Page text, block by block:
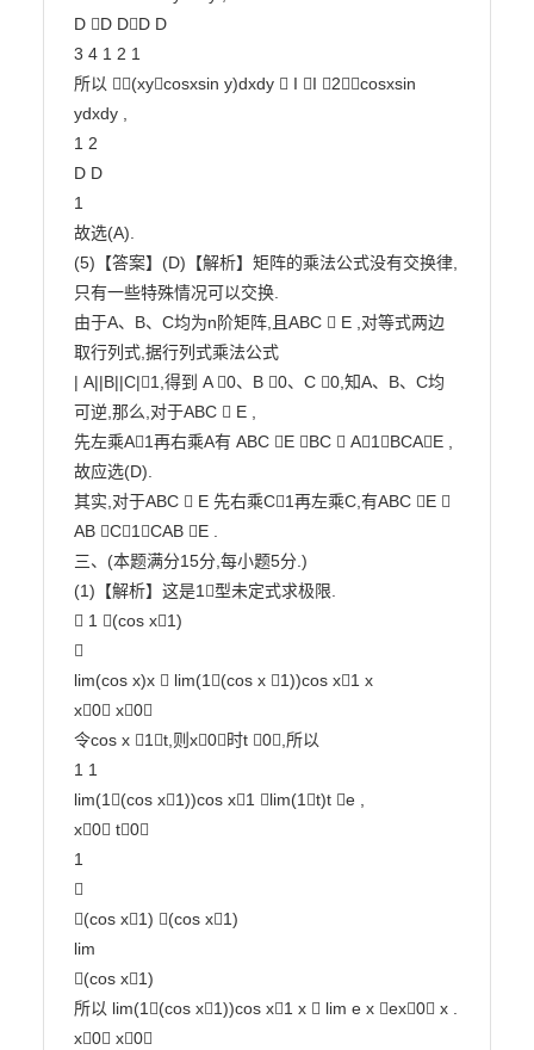
D D DD D
3 4 1 2 1
所以 (xycosxsin y)dxdy  I I 2cosxsin
ydxdy ,
1 2
D D
1
故选(A).
(5)【答案】(D)【解析】矩阵的乘法公式没有交换律,
只有一些特殊情况可以交换.
由于A、B、C均为n阶矩阵,且ABC  E ,对等式两边
取行列式,据行列式乘法公式
| A||B||C|1,得到 A 0、B 0、C 0,知A、B、C均
可逆,那么,对于ABC  E ,
先左乘A1再右乘A有 ABC E BC  A1BCAE ,
故应选(D).
其实,对于ABC  E 先右乘C1再左乘C,有ABC E 
AB C1CAB E .
三、(本题满分15分,每小题5分.)
(1)【解析】这是1型未定式求极限.
 1 (cos x1)

lim(cos x)x  lim(1(cos x 1))cos x1 x
x0 x0
令cos x 1t,则x0时t 0,所以
1 1
lim(1(cos x1))cos x1 lim(1t)t e ,
x0 t0
1

(cos x1) (cos x1)
lim
(cos x1)
所以 lim(1(cos x1))cos x1 x  lim e x ex0 x .
x0 x0